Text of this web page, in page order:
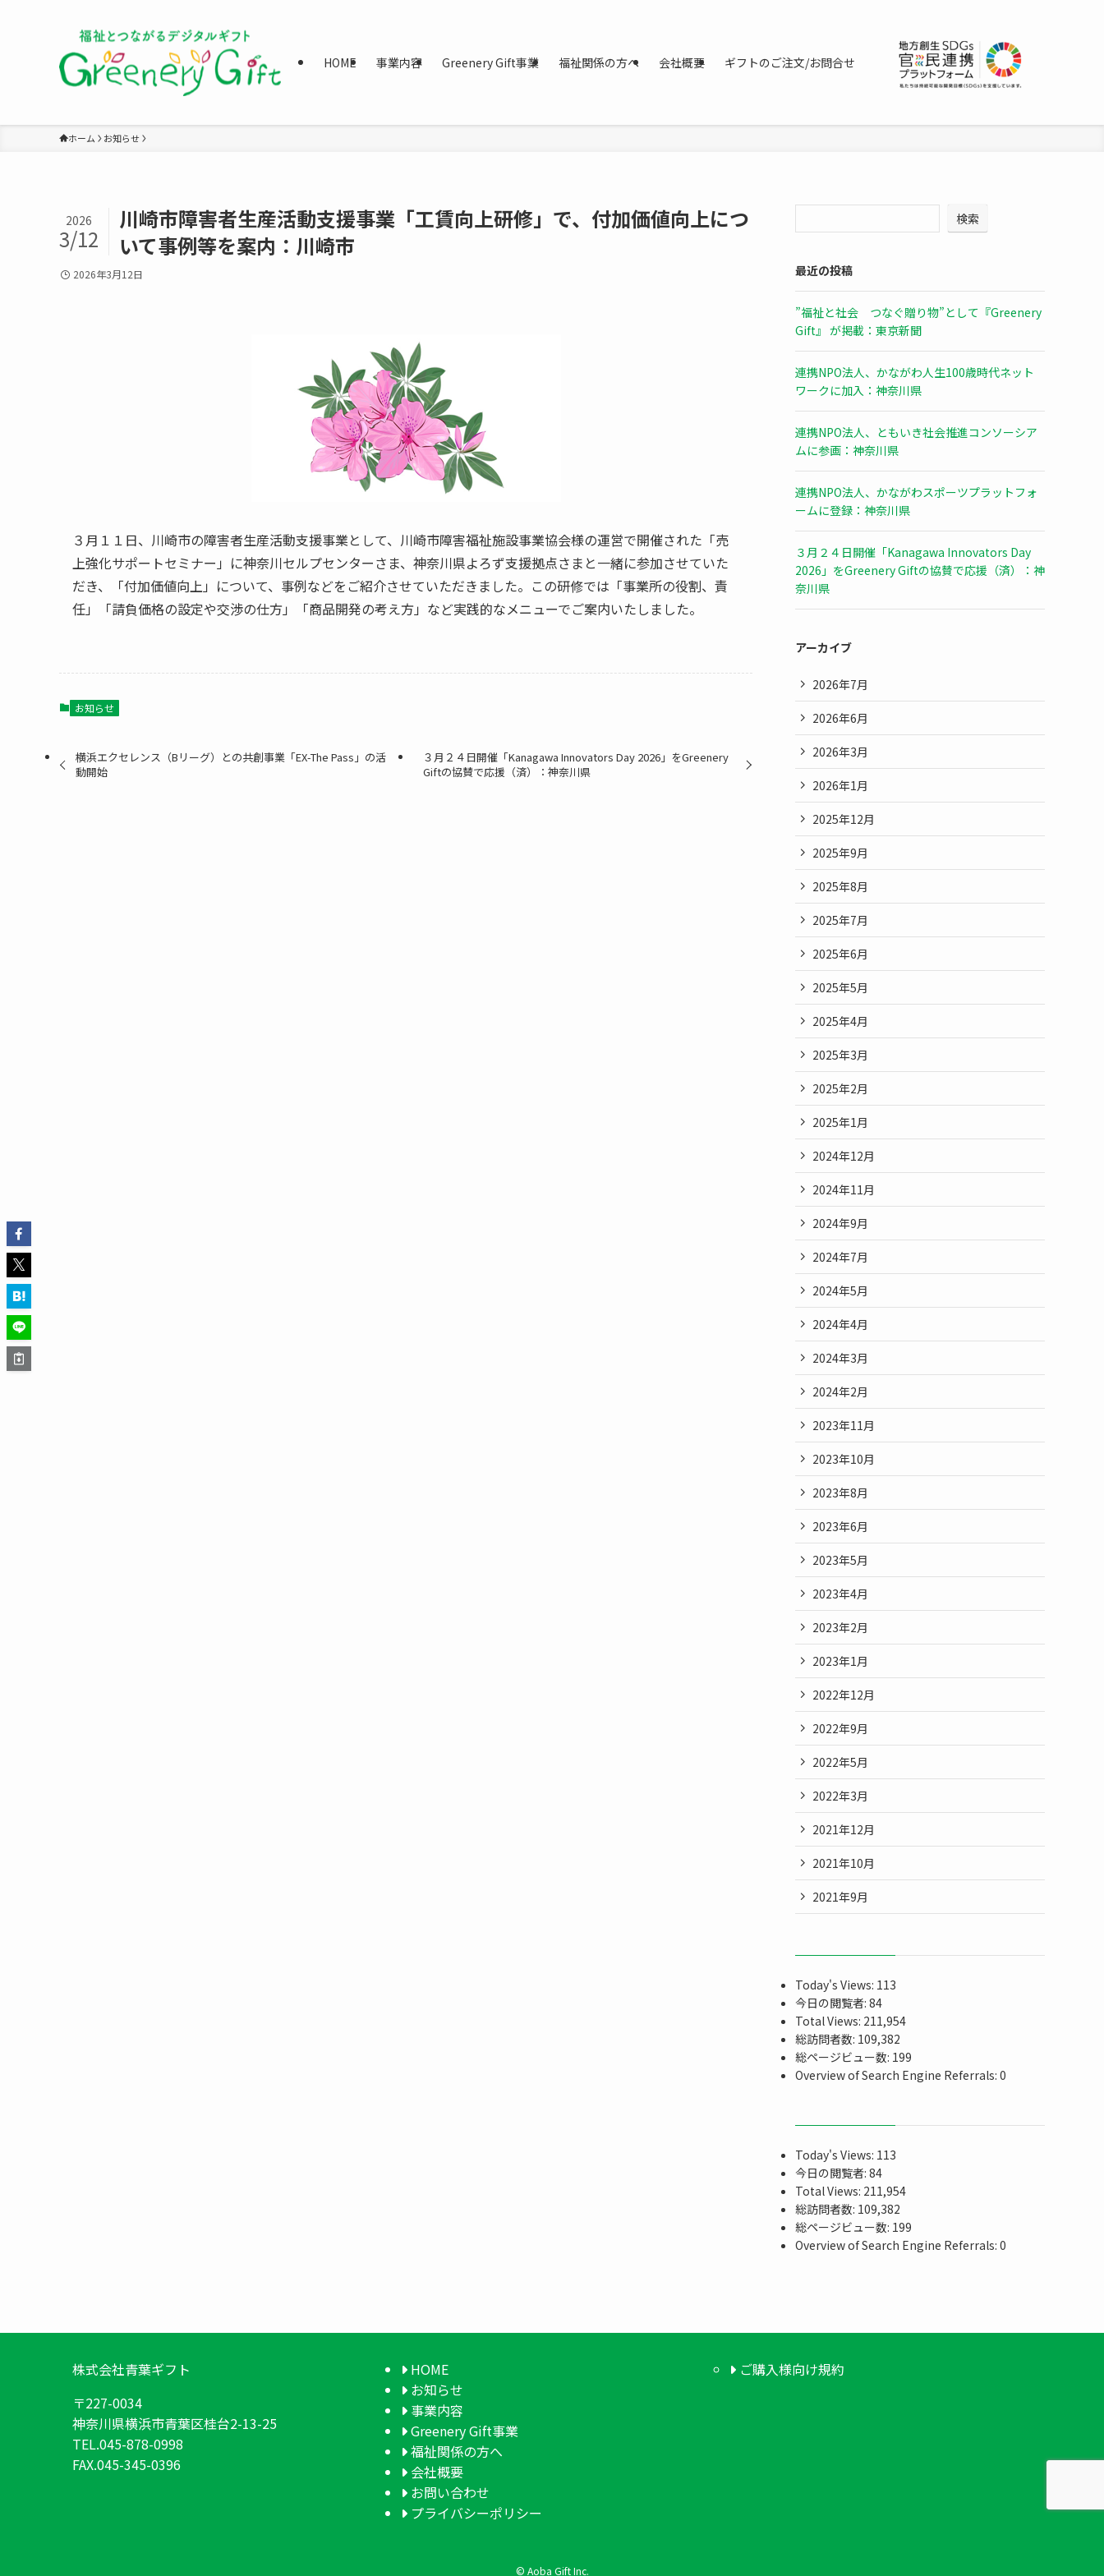
HOME 事業内容 Greenery Gift事業 福祉関係の方へ 会社概要 ギフトのご注文/お問合せ
ホーム お知らせ
川崎市障害者生産活動支援事業「工賃向上研修」で、付加価値向上につ
いて事例等を案内：川崎市
2026
3/12
2026年3月12日
３月１１日、川崎市の障害者生産活動支援事業として、川崎市障害福祉施設事業協会様の運営で開催された「売
上強化サポートセミナー」に神奈川セルプセンターさま、神奈川県よろず支援拠点さまと一緒に参加させていた
だき、「付加価値向上」について、事例などをご紹介させていただきました。この研修では「事業所の役割、責
任」「請負価格の設定や交渉の仕方」「商品開発の考え方」など実践的なメニューでご案内いたしました。
お知らせ
横浜エクセレンス（Bリーグ）との共創事業「EX-The Pass」の活
動開始
３月２４日開催「Kanagawa Innovators Day 2026」をGreenery
Giftの協賛で応援（済）：神奈川県
検索
最近の投稿
”福祉と社会 つなぐ贈り物”として『Greenery
Gift』 が掲載：東京新聞
連携NPO法人、かながわ人生100歳時代ネット
ワークに加入：神奈川県
連携NPO法人、ともいき社会推進コンソーシア
ムに参画：神奈川県
連携NPO法人、かながわスポーツプラットフォ
ームに登録：神奈川県
３月２４日開催「Kanagawa Innovators Day
2026」をGreenery Giftの協賛で応援（済）：神
奈川県
アーカイブ
2026年7月
2026年6月
2026年3月
2026年1月
2025年12月
2025年9月
2025年8月
2025年7月
2025年6月
2025年5月
2025年4月
2025年3月
2025年2月
2025年1月
2024年12月
2024年11月
2024年9月
2024年7月
2024年5月
2024年4月
2024年3月
2024年2月
2023年11月
2023年10月
2023年8月
2023年6月
2023年5月
2023年4月
2023年2月
2023年1月
2022年12月
2022年9月
2022年5月
2022年3月
2021年12月
2021年10月
2021年9月
Today's Views: 113
今日の閲覧者: 84
Total Views: 211,954
総訪問者数: 109,382
総ページビュー数: 199
Overview of Search Engine Referrals: 0
Today's Views: 113
今日の閲覧者: 84
Total Views: 211,954
総訪問者数: 109,382
総ページビュー数: 199
Overview of Search Engine Referrals: 0
株式会社青葉ギフト
〒227-0034
神奈川県横浜市青葉区桂台2-13-25
TEL.045-878-0998
FAX.045-345-0396
HOME
お知らせ
事業内容
Greenery Gift事業
福祉関係の方へ
会社概要
お問い合わせ
プライバシーポリシー
ご購入様向け規約
© Aoba Gift Inc.